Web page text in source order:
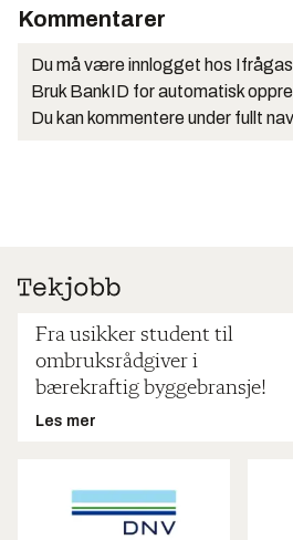
Kommentarer
Du må være innlogget hos
Bruk BankID for automatisk
Du kan kommentere under fullt
Fra usikker student til
ombruksrådgiver i
bærekraftig byggebransje!
Les mer